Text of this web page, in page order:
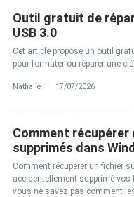
Outil gratuit de
USB 3.0
Cet article propose un outil
pour formater ou réparer une
Nathalie | 17/07/2026
Comment
supprimés dans
Comment récupérer un fichier
accidentellement supprimé
vous ne savez pas comment